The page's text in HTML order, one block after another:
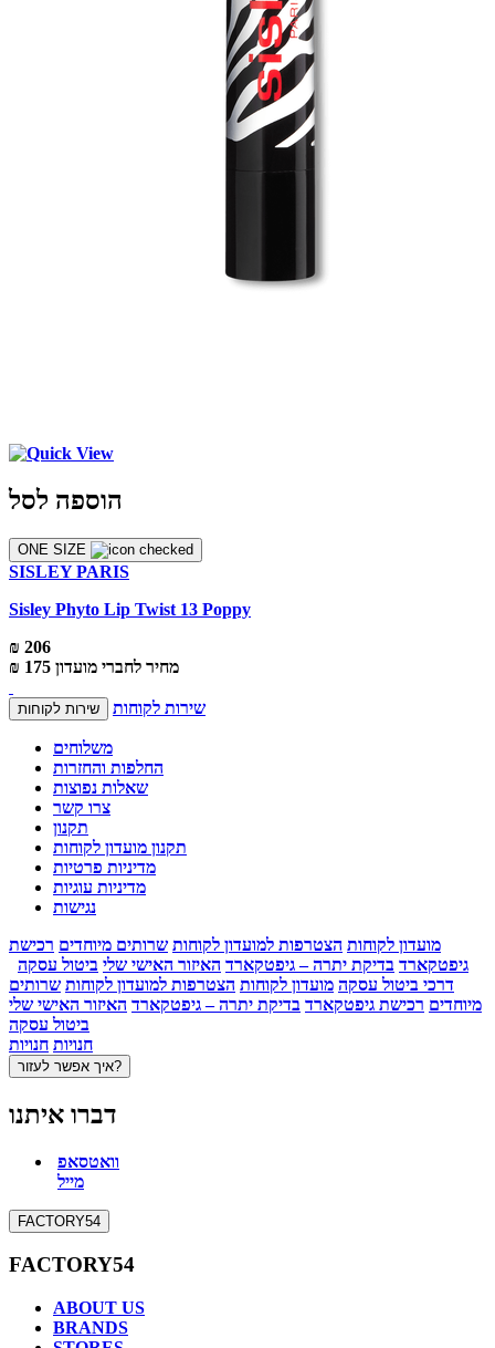
הוספה לסל
ONE SIZE
SISLEY PARIS
Sisley Phyto Lip Twist 13 Poppy
₪ 206
₪ 175 מחיר לחברי מועדון
שירות לקוחות שירות לקוחות
משלוחים
החלפות והחזרות
שאלות נפוצות
צרו קשר
תקנון
תקנון מועדון לקוחות
מדיניות פרטיות
מדיניות עוגיות
נגישות
מועדון לקוחות הצטרפות למועדון לקוחות שרותים מיוחדים רכישת
גיפטקארד בדיקת יתרה – גיפטקארד האיזור האישי שלי ביטול עסקה
דרכי ביטול עסקה מועדון לקוחות הצטרפות למועדון לקוחות שרותים
מיוחדים רכישת גיפטקארד בדיקת יתרה – גיפטקארד האיזור האישי שלי
ביטול עסקה
חנויות חנויות
איך אפשר לעזור?
דברו איתנו
וואטסאפ
מייל
FACTORY54
FACTORY54
ABOUT US
BRANDS